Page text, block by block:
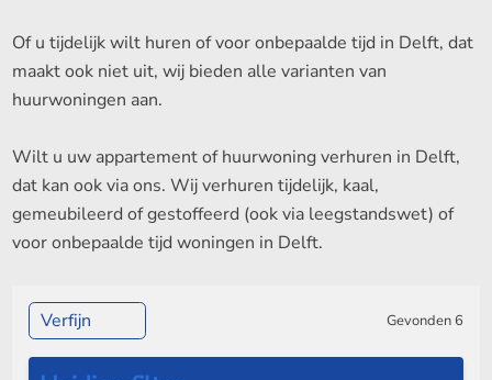
Of u tijdelijk wilt huren of voor onbepaalde tijd in Delft, dat
maakt ook niet uit, wij bieden alle varianten van
huurwoningen aan.
Wilt u uw appartement of huurwoning verhuren in Delft,
dat kan ook via ons. Wij verhuren tijdelijk, kaal,
gemeubileerd of gestoffeerd (ook via leegstandswet) of
voor onbepaalde tijd woningen in Delft.
Verfijn Gevonden6